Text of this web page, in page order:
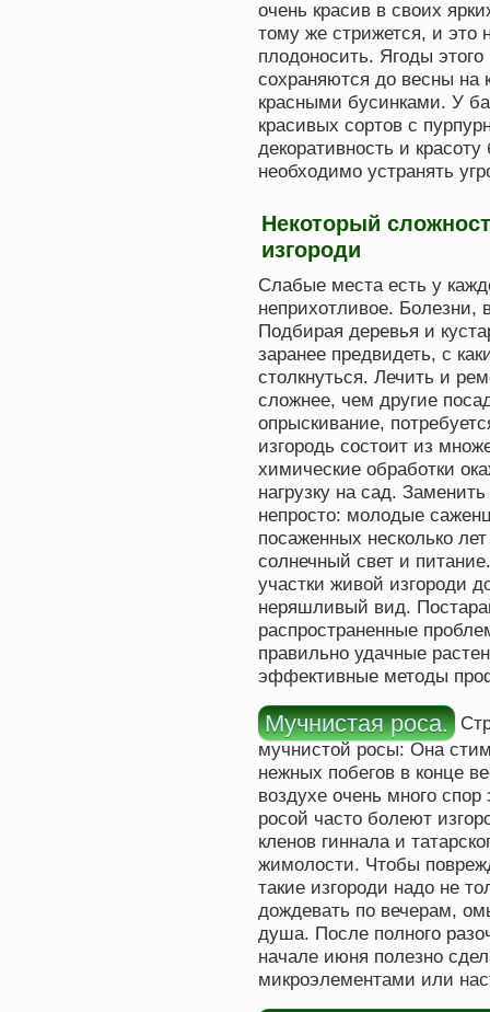
очень красив в своих
тому же стрижется, и это
плодоносить. Ягоды
сохраняются до весны на
красными бусинками. У
красивых сортов с
декоративность и
необходимо устранять
Некоторый
изгороди
Слабые места есть у
неприхотливое. Болезни,
Подбирая деревья и
заранее предвидеть, с
столкнуться. Лечить и
сложнее, чем другие
опрыскивание,
изгородь состоит из
химические обработки
нагрузку на сад.
непросто: молодые
посаженных несколько
солнечный свет и
участки живой изгороди
неряшливый вид.
распространенные
правильно удачные
эффективные методы
Мучнистая роса.
мучнистой росы: Она
нежных побегов в конце
воздухе очень много
росой часто болеют
кленов гиннала и
жимолости. Чтобы
такие изгороди надо не
дождевать по вечерам,
душа. После полного
начале июня полезно
микроэлементами или